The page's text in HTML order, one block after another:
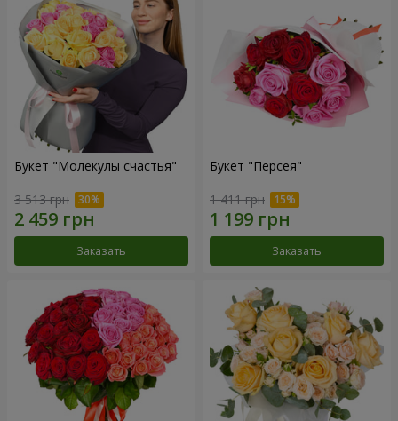
Букет "Молекулы счастья"
3 513 грн
Заказать
Букет "Персея"
1 411 грн
Заказать